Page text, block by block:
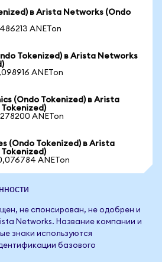
в Arista Networks (Ondo
ANETon
Tokenized) в Arista Networks
ANETon
(Ondo Tokenized) в Arista
ANETon
(Ondo Tokenized) в Arista
ANETon
не спонсирован, не одобрен и
Networks. Название компании и
знаки используются
базового